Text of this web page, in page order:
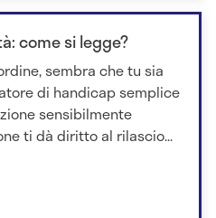
come si legge?
sembra che tu sia
di handicap semplice
sensibilmente
ti dà diritto al rilascio...